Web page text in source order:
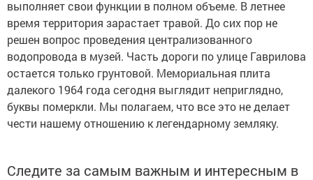
выполняет свои функции в полном объеме. В летнее
время территория зарастает травой. До сих пор не
решен вопрос проведения централизованного
водопровода в музей. Часть дороги по улице Гаврилова
остается только грунтовой. Мемориальная плита
далекого 1964 года сегодня выглядит неприглядно,
буквы померкли. Мы полагаем, что все это не делает
чести нашему отношению к легендарному земляку.
Следите за самым важным и интересным в